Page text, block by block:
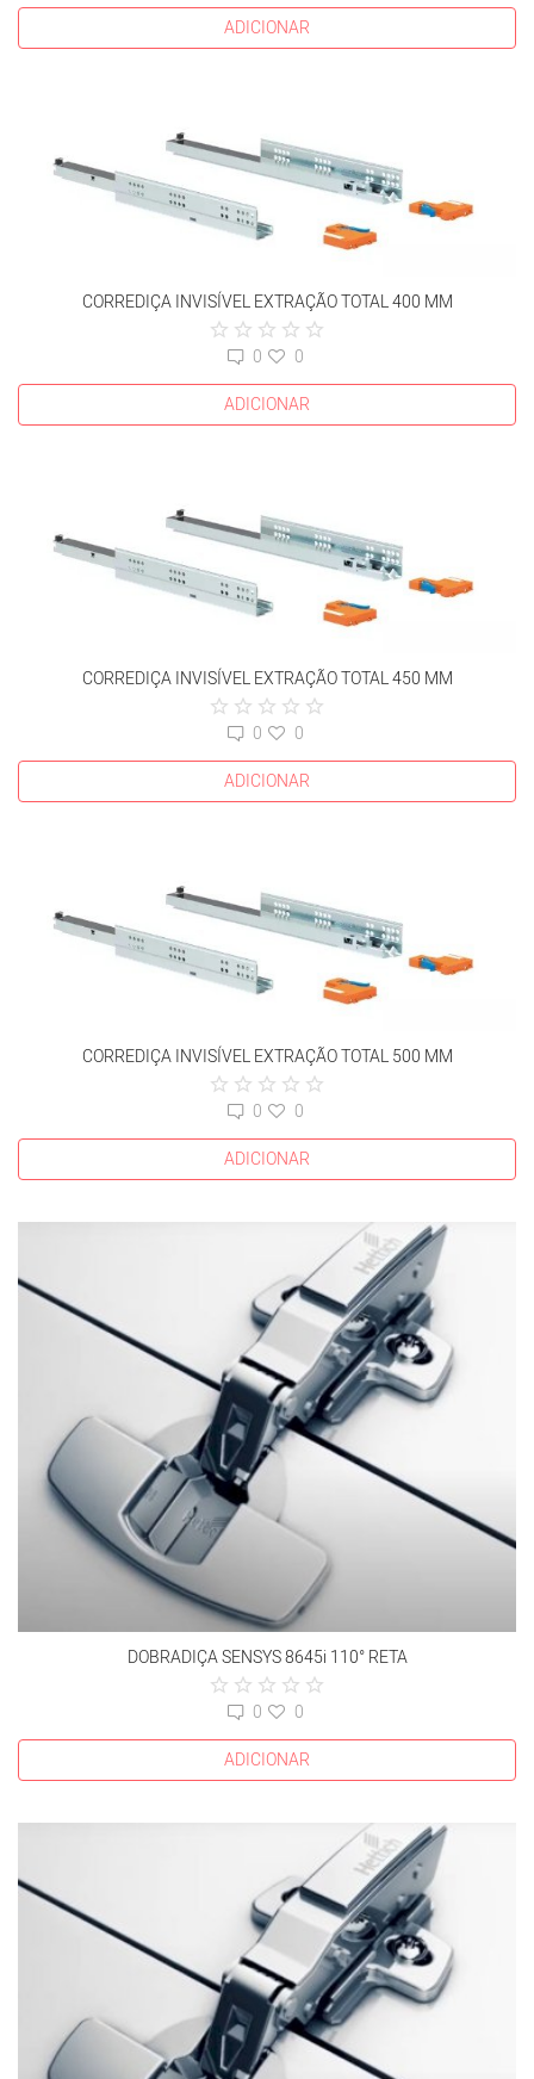
ADICIONAR
CORREDIÇA INVISÍVEL EXTRAÇÃO TOTAL 400 MM
0
0
ADICIONAR
CORREDIÇA INVISÍVEL EXTRAÇÃO TOTAL 450 MM
0
0
ADICIONAR
CORREDIÇA INVISÍVEL EXTRAÇÃO TOTAL 500 MM
0
0
ADICIONAR
DOBRADIÇA SENSYS 8645i 110° RETA
0
0
ADICIONAR